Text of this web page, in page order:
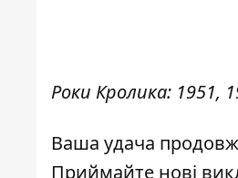
Роки Кролика: 1951,
Ваша удача
Приймайте нові